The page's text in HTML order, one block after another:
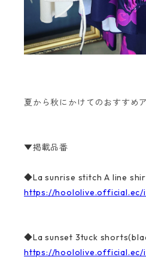
夏から秋にかけてのおすすめ
▼掲載品番
◆La sunrise stitch A line
https://hoololive.official.ec/
◆La sunset 3tuck
https://hoololive.official.ec/